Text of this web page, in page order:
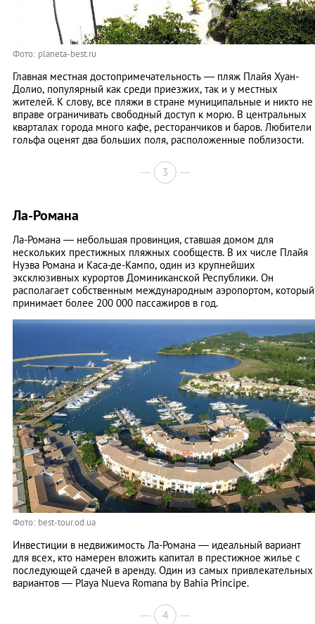
Фото: planeta-best.ru
Главная местная достопримечательность — пляж Плайя Хуан-
Долио, популярный как среди приезжих, так и у местных
жителей. К слову, все пляжи в стране муниципальные и никто не
вправе ограничивать свободный доступ к морю. В центральных
кварталах города много кафе, ресторанчиков и баров. Любители
гольфа оценят два больших поля, расположенные поблизости.
3
Ла-Романа
Ла-Романа — небольшая провинция, ставшая домом для
нескольких престижных пляжных сообществ. В их числе Плайя
Нуэва Романа и Каса-де-Кампо, один из крупнейших
эксклюзивных курортов Доминиканской Республики. Он
располагает собственным международным аэропортом, который
принимает более 200 000 пассажиров в год.
Фото: best-tour.od.ua
Инвестиции в недвижимость Ла-Романа — идеальный вариант
для всех, кто намерен вложить капитал в престижное жилье с
последующей сдачей в аренду. Один из самых привлекательных
вариантов — Playa Nueva Romana by Bahia Principe.
4